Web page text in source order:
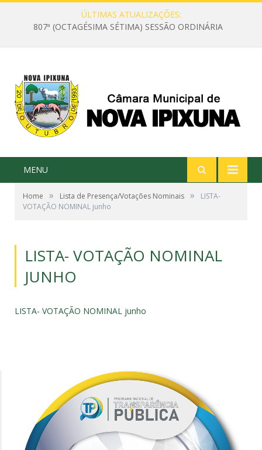
ÚLTIMAS ATUALIZAÇÕES:
807ª (OCTAGÉSIMA SÉTIMA) SESSÃO ORDINÁRIA
MENU
Home » Lista de Presença/Votações Nominais »
LISTA-
VOTAÇÃO NOMINAL junho
LISTA- VOTAÇÃO NOMINAL
JUNHO
LISTA- VOTAÇÃO NOMINAL junho